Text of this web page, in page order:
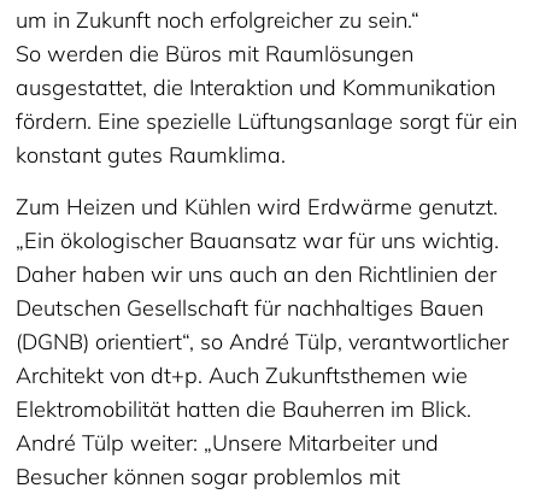
um in Zukunft noch erfolgreicher zu sein.“
So werden die Büros mit Raumlösungen
ausgestattet, die Interaktion und Kommunikation
fördern. Eine spezielle Lüftungsanlage sorgt für ein
konstant gutes Raumklima.
Zum Heizen und Kühlen wird Erdwärme genutzt.
„Ein ökologischer Bauansatz war für uns wichtig.
Daher haben wir uns auch an den Richtlinien der
Deutschen Gesellschaft für nachhaltiges Bauen
(DGNB) orientiert“, so André Tülp, verantwortlicher
Architekt von dt+p. Auch Zukunftsthemen wie
Elektromobilität hatten die Bauherren im Blick.
André Tülp weiter: „Unsere Mitarbeiter und
Besucher können sogar problemlos mit